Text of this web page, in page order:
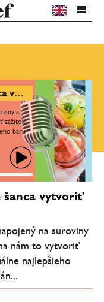
Adrián Michalčík: Kokteil je šanca vytvoriť unikátny zážitok
a
zážitok
baru
šanca vytvoriť
na suroviny
nám to vytvoriť
najlepšieho